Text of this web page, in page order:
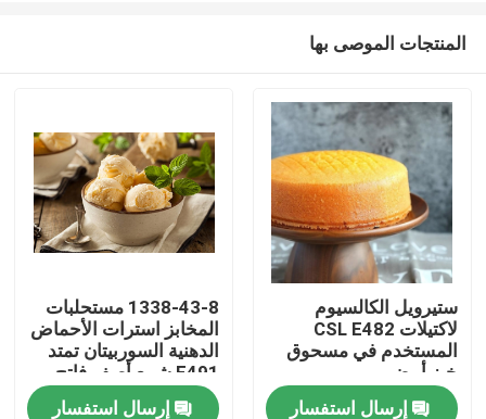
منزل
المنتجات الموصى بها
ستيرويل الكالسيوم
لاكتيلات CSL E482
المستخدم في مسحوق
خبز أبيض
إرسال استفسار
1338-43-8 مستحلبات
المخابز استرات الأحماض
الدهنية السوربيتان تمتد
E491 شمع أصفر فاتح
إرسال استفسار